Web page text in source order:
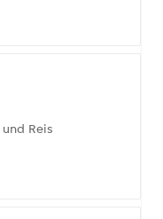
Reis